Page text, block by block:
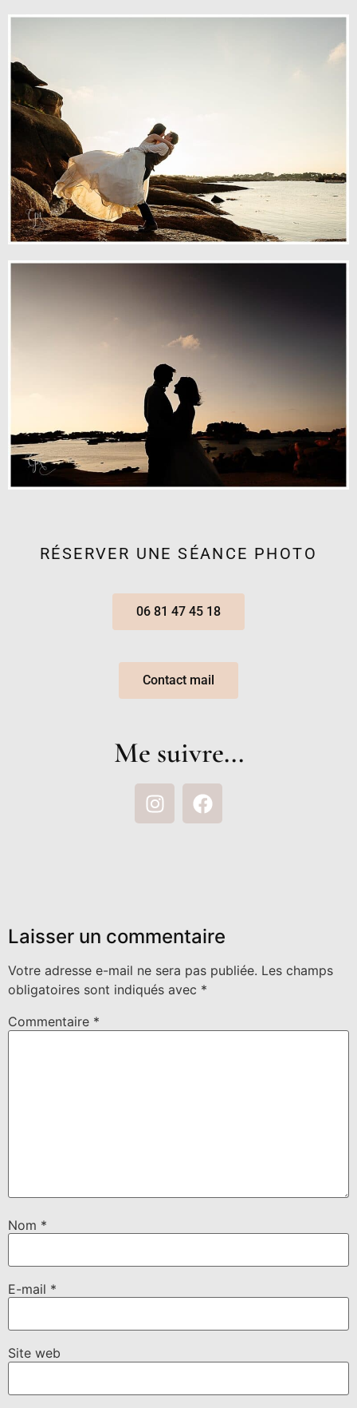
RÉSERVER UNE SÉANCE PHOTO
06 81 47 45 18
Contact mail
Me suivre...
Laisser un commentaire
Votre adresse e-mail ne sera pas publiée. Les champs
obligatoires sont indiqués avec *
Commentaire *
Nom *
E-mail *
Site web